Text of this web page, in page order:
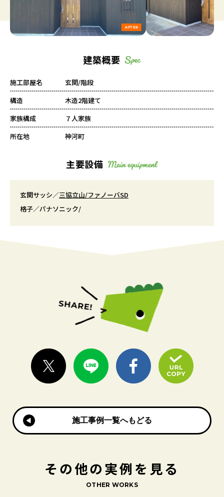
建築概要
施工部屋名
玄関/階段
構造
木造2階建て
家族構成
７人家族
所在地
神河町
主要設備
玄関サッシ／三協立山/ファノーバSD
格子／パナソニック/
施工事例一覧へもどる
施工事例一覧へもどる
その他の実例を見る
OTHER WORKS